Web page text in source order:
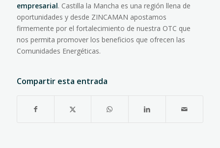
empresarial. Castilla la Mancha es una región llena de
oportunidades y desde ZINCAMAN apostamos
firmemente por el fortalecimiento de nuestra OTC que
nos permita promover los beneficios que ofrecen las
Comunidades Energéticas.
Compartir esta entrada